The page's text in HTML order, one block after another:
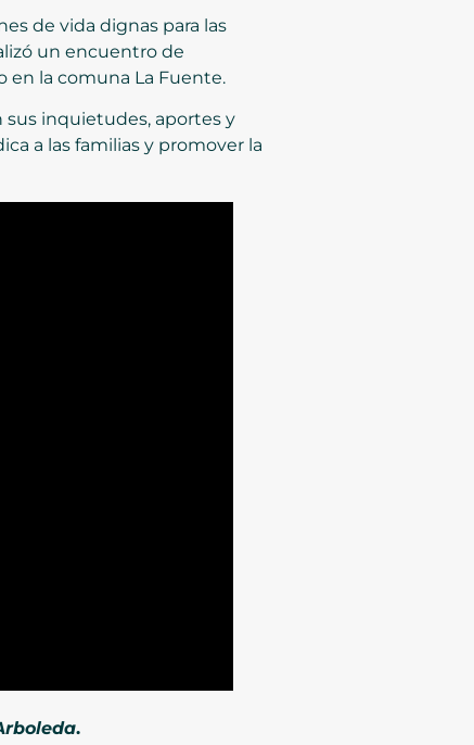
de vida dignas para las
un encuentro de
en la comuna La Fuente.
sus inquietudes, aportes y
a las familias y promover la
.